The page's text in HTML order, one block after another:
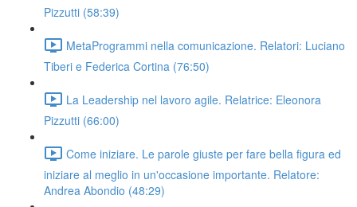
Pizzutti (58:39)
MetaProgrammi nella comunicazione. Relatori: Luciano
Tiberi e Federica Cortina (76:50)
La Leadership nel lavoro agile. Relatrice: Eleonora
Pizzutti (66:00)
Come iniziare. Le parole giuste per fare bella figura ed
iniziare al meglio in un'occasione importante. Relatore:
Andrea Abondio (48:29)